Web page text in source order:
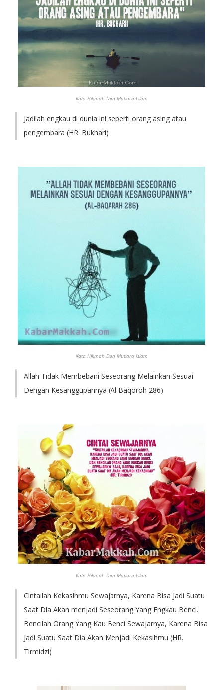
Kata Hikmah Dan Mutiara Islam
Jadilah engkau di dunia ini seperti orang asing atau
pengembara (HR. Bukhari)
Kata Hikmah Dan Mutiara Islam
Allah Tidak Membebani Seseorang Melainkan Sesuai
Dengan Kesanggupannya (Al Baqoroh 286)
Kata Hikmah Dan Mutiara Islam
Cintailah Kekasihmu Sewajarnya, Karena Bisa Jadi Suatu
Saat Dia Akan menjadi Seseorang Yang Engkau Benci.
Bencilah Orang Yang Kau Benci Sewajarnya, Karena Bisa
Jadi Suatu Saat Dia Akan Menjadi Kekasihmu (HR.
Tirmidzi)